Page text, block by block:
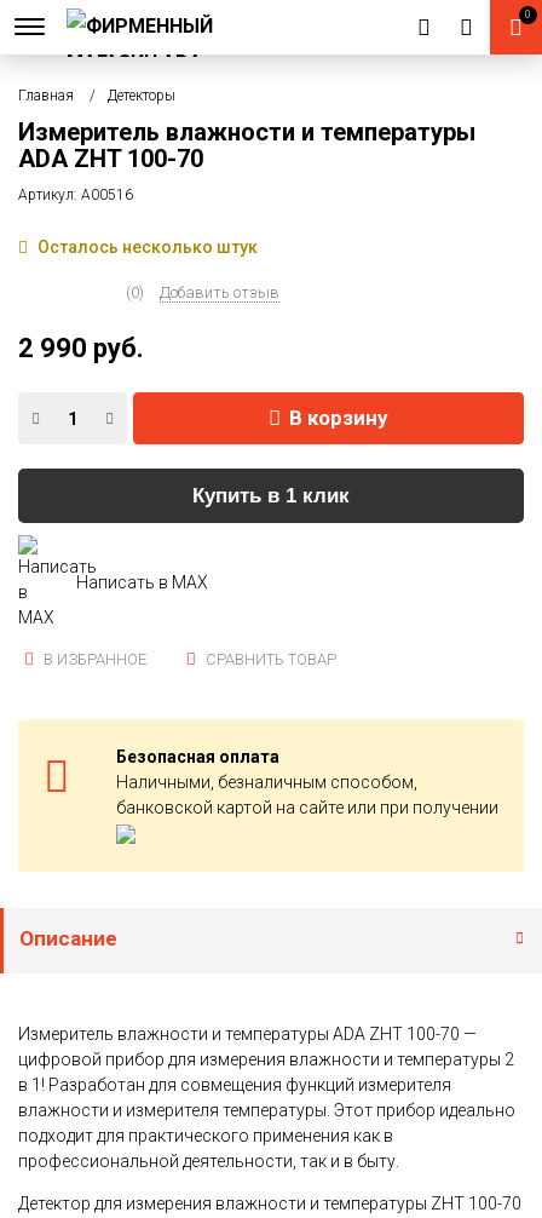
0
Главная Детекторы
Измеритель влажности и температуры
ADA ZHT 100-70
Артикул: А00516
Осталось несколько штук
(0) Добавить отзыв
2 990 руб.
В корзину
Купить в 1 клик
Написать в MAX
В ИЗБРАННОЕ СРАВНИТЬ ТОВАР
Безопасная оплата
Наличными, безналичным способом,
банковской картой на сайте или при получении
Описание
Измеритель влажности и температуры ADA ZHT 100-70 —
цифровой прибор для измерения влажности и температуры 2
в 1! Разработан для совмещения функций измерителя
влажности и измерителя температуры. Этот прибор идеально
подходит для практического применения как в
профессиональной деятельности, так и в быту.
Детектор для измерения влажности и температуры ZHT 100-70